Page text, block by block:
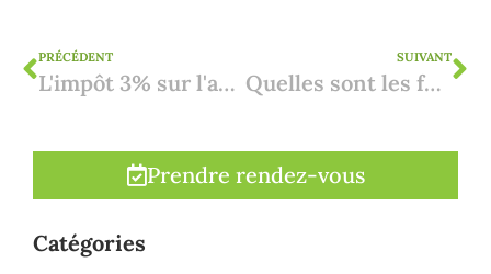
PRÉCÉDENT
L'impôt 3% sur l'achat et la vente de biens immobiliers en Espagne par des non-résidents
SUIVANT
Quelles sont les futures exigences en matière de CPE à prendre en compte en Espagne ?
Prendre rendez-vous
Catégories